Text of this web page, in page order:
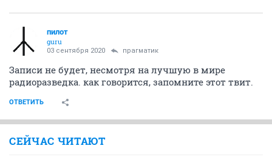
пилот
guru
03 сентября 2020 прагматик
Записи не будет, несмотря на лучшую в мире
радиоразведка. как говорится, запомните этот твит.
ОТВЕТИТЬ
СЕЙЧАС ЧИТАЮТ